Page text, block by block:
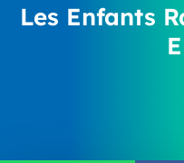
Les Enfants